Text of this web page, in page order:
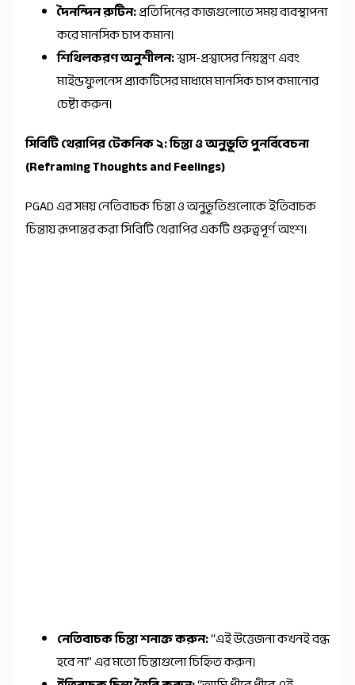
দৈনন্দিন রুটিন:প্রতিদিনের কাজগুলোতে সময় ব্যবস্থাপনা
করে মানসিক চাপ কমান।
শিথিলকরণ অনুশীলন:শ্বাস-প্রশ্বাসের নিয়ন্ত্রণ এবং
মাইন্ডফুলনেস প্র্যাকটিসের মাধ্যমে মানসিক চাপ কমানোর
চেষ্টা করুন।
সিবিটি থেরাপির টেকনিক ২: চিন্তা ও অনুভূতি পুনর্বিবেচনা
(Reframing Thoughts and Feelings)
PGAD এর সময় নেতিবাচক চিন্তা ও অনুভূতিগুলোকে ইতিবাচক
চিন্তায় রূপান্তর করা সিবিটি থেরাপির একটি গুরুত্বপূর্ণ অংশ।
নেতিবাচক চিন্তা শনাক্ত করুন:“এই উত্তেজনা কখনই বন্ধ
হবে না” এর মতো চিন্তাগুলো চিহ্নিত করুন।